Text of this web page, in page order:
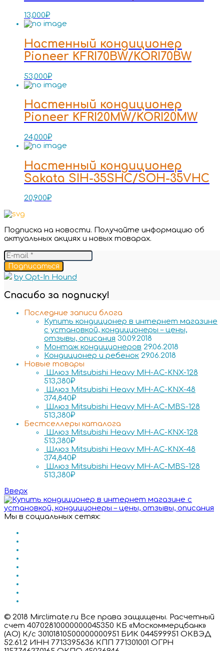
13,000₽
Настенный кондиционер
Pioneer KFRI70BW/KORI70BW
53,000₽
Настенный кондиционер
Pioneer KFRI20MW/KORI20MW
24,000₽
Настенный кондиционер
Sakata SIH-35SHC/SOH-35VHC
20,900₽
Подписка на новости. Получайте информацию об
актуальных акциях и новых товарах.
Подписаться
by Opt-In Hound
Спасибо за подписку!
Последние записи блога
Купить кондиционер в интернет магазине
с установкой, кондиционеры – цены,
отзывы, описания 30.09.2018
Монтаж кондиционеров 29.06.2018
Кондиционер и ребенок 29.06.2018
Новые товары
Шлюз Mitsubishi Heavy MH-AC-KNX-128
513,380₽
Шлюз Mitsubishi Heavy MH-AC-KNX-48
374,840₽
Шлюз Mitsubishi Heavy MH-AC-MBS-128
513,380₽
Бестселлеры каталога
Шлюз Mitsubishi Heavy MH-AC-KNX-128
513,380₽
Шлюз Mitsubishi Heavy MH-AC-KNX-48
374,840₽
Шлюз Mitsubishi Heavy MH-AC-MBS-128
513,380₽
Вверх
Мы в социальных сетях:
© 2018 Mirclimate.ru Все права защищены. Расчетный
счет 40702810000000045350 КБ «Москоммерцбанк»
(АО) К/с 30101810500000000951 БИК 044599951 ОКВЭД
52.61.2 ИНН 7713395636 КПП 771301001 ОГРН